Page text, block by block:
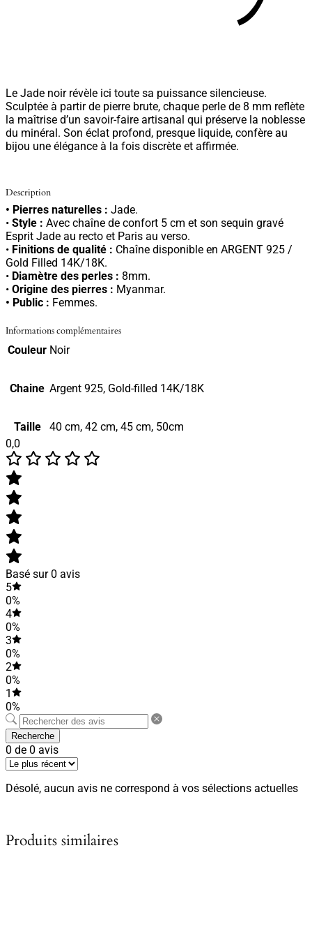
Le Jade noirrévèle ici toute sa puissance silencieuse.
Sculptée à partir de pierre brute, chaque perle de 8 mm reflète
la maîtrise d’un savoir-faire artisanal qui préserve la noblesse
du minéral. Son éclat profond, presque liquide, confère au
bijou une élégance à la fois discrète et affirmée.
Description
• Pierres naturelles : Jade.
• Style : Avec chaîne de confort 5 cm et son sequin gravé
Esprit Jade au recto et Paris au verso.
• Finitions de qualité : Chaîne disponible en ARGENT 925 /
Gold Filled 14K/18K.
• Diamètre des perles : 8mm.
• Origine des pierres : Myanmar.
• Public : Femmes.
Informations complémentaires
Couleur Noir
Chaine Argent 925, Gold-filled 14K/18K
Taille
40 cm, 42 cm, 45 cm, 50cm
0,0
Basé sur 0 avis
5
0%
4
0%
3
0%
2
0%
1
0%
Recherche
0 de 0 avis
Désolé, aucun avis ne correspond à vos sélections actuelles
Produits similaires